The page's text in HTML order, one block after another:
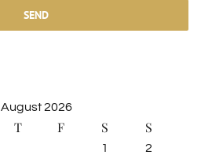
SEND
August 2026
T F S S
1 2